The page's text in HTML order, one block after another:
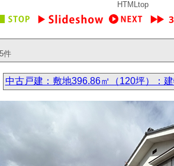
HTMLtop
件
中古戸建：敷地396.86㎡（120坪）：建